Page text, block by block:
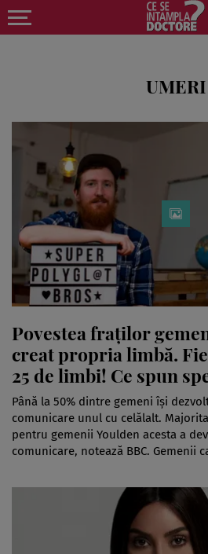
UMERI
Povestea fraților
creat propria limbă.
25 de limbi! Ce spun
Până la 50% dintre gemeni își
comunicare unul cu celălalt.
pentru gemenii Youlden acesta a
comunicare, notează BBC. Gemenii